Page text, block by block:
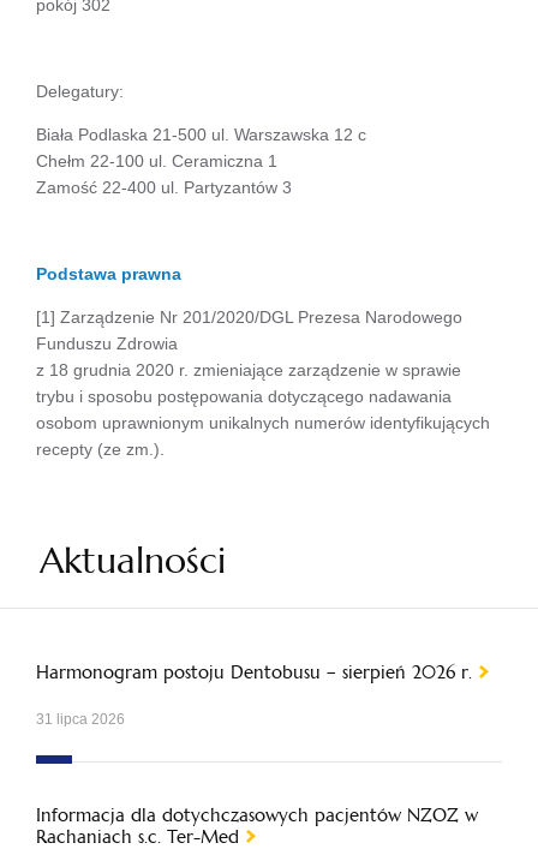
pokój 302
Delegatury:
Biała Podlaska 21-500 ul. Warszawska 12 c
Chełm 22-100 ul. Ceramiczna 1
Zamość 22-400 ul. Partyzantów 3
Podstawa prawna
[1] Zarządzenie Nr 201/2020/DGL Prezesa Narodowego
Funduszu Zdrowia
z 18 grudnia 2020 r. zmieniające zarządzenie w sprawie
trybu i sposobu postępowania dotyczącego nadawania
osobom uprawnionym unikalnych numerów identyfikujących
recepty (ze zm.).
Aktualności
Harmonogram postoju Dentobusu – sierpień 2026 r.
31 lipca 2026
Informacja dla dotychczasowych pacjentów NZOZ w
Rachaniach s.c. Ter-Med